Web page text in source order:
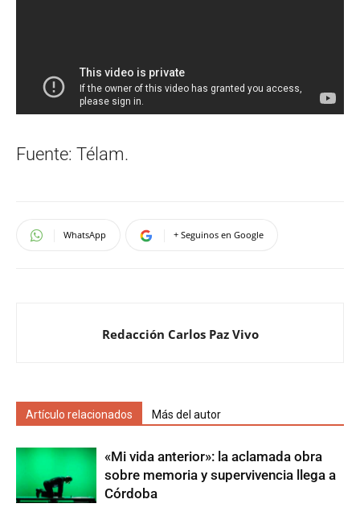
Fuente: Télam.
WhatsApp + Seguinos en Google
Redacción Carlos Paz Vivo
Artículo relacionados Más del autor
«Mi vida anterior»: la aclamada obra
sobre memoria y supervivencia llega a
Córdoba